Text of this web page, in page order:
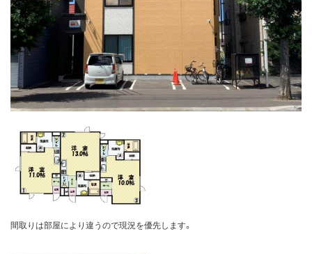
間取りは部屋により違うので現況を優先します。